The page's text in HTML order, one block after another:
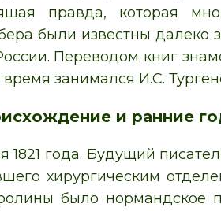
правда, которая
были известны далеко
Переводом книг
время занимался И.С.
и ранние
года. Будущий
хирургическим
было нормандское